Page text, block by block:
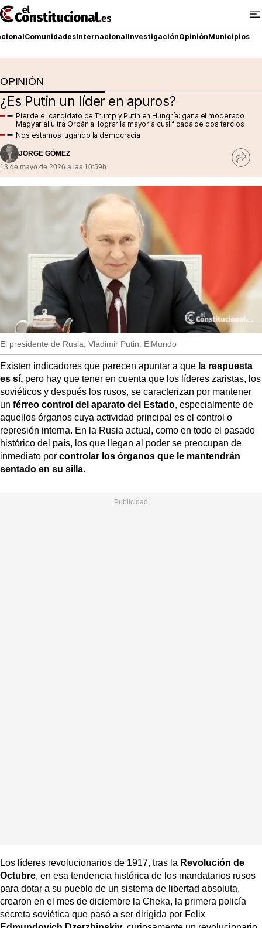
Ir
al
contenido
ComunidadesInternacionalInvestigaciónOpiniónMunicipios
NACIONAL
COMUNIDADES
ElConstitucional TV
ElConstitucional +
MásQuePartidos
MásQueSucesos
MásQueMercados
JuicioExprés
INVESTIGACIÓN
INTERNACIONAL
OPINIÓN
MUNICIPIOS
¿Es Putin un líder en apuros?
OPINIÓN
Pierde el candidato de Trump y Putin en Hungría: gana el moderado
Magyar al ultra Orbán al lograr la mayoría cualificada de dos tercios
Nos estamos jugando la democracia
JORGE GÓMEZ
13 de mayo de 2026 a las 10:59h
Ver
El presidente de Rusia, Vladimir Putin. ElMundo
Existen indicadores que parecen apuntar a que la respuesta
es sí, pero hay que tener en cuenta que los líderes zaristas, los
soviéticos y después los rusos, se caracterizan por mantener
un férreo control del aparato del Estado, especialmente de
aquellos órganos cuya actividad principal es el control o
represión interna. En la Rusia actual, como en todo el pasado
histórico del país, los que llegan al poder se preocupan de
inmediato por controlar los órganos que le mantendrán
sentado en su silla.
Los líderes revolucionarios de 1917, tras la Revolución de
Octubre, en esa tendencia histórica de los mandatarios rusos
para dotar a su pueblo de un sistema de libertad absoluta,
crearon en el mes de diciembre la Cheka, la primera policía
secreta soviética que pasó a ser dirigida por Felix